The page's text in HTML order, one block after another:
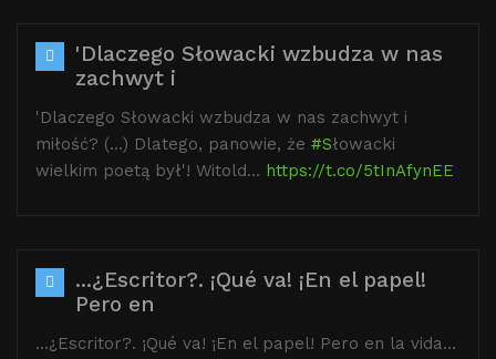
'Dlaczego Słowacki wzbudza w nas
zachwyt i
'Dlaczego Słowacki wzbudza w nas zachwyt i
miłość? (…) Dlatego, panowie, że #Słowacki
wielkim poetą był'! Witold… https://t.co/5tInAfynEE
...¿Escritor?. ¡Qué va! ¡En el papel!
Pero en
...¿Escritor?. ¡Qué va! ¡En el papel! Pero en la vida…